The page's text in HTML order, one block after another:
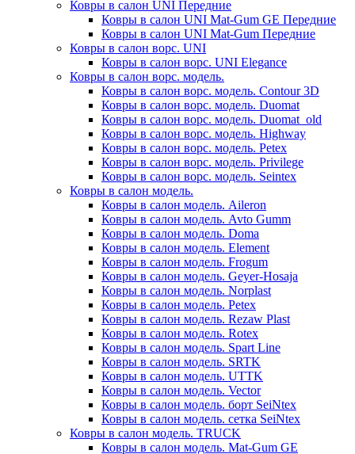
Ковры в салон UNI Передние
Ковры в салон UNI Mat-Gum GE Передние
Ковры в салон UNI Mat-Gum Передние
Ковры в салон ворс. UNI
Ковры в салон ворс. UNI Elegance
Ковры в салон ворс. модель.
Ковры в салон ворс. модель. Contour 3D
Ковры в салон ворс. модель. Duomat
Ковры в салон ворс. модель. Duomat_old
Ковры в салон ворс. модель. Highway
Ковры в салон ворс. модель. Petex
Ковры в салон ворс. модель. Privilege
Ковры в салон ворс. модель. Seintex
Ковры в салон модель.
Ковры в салон модель. Aileron
Ковры в салон модель. Avto Gumm
Ковры в салон модель. Doma
Ковры в салон модель. Element
Ковры в салон модель. Frogum
Ковры в салон модель. Geyer-Hosaja
Ковры в салон модель. Norplast
Ковры в салон модель. Petex
Ковры в салон модель. Rezaw Plast
Ковры в салон модель. Rotex
Ковры в салон модель. Spart Line
Ковры в салон модель. SRTK
Ковры в салон модель. UTTK
Ковры в салон модель. Vector
Ковры в салон модель. борт SeiNtex
Ковры в салон модель. сетка SeiNtex
Ковры в салон модель. TRUCK
Ковры в салон модель. Mat-Gum GE